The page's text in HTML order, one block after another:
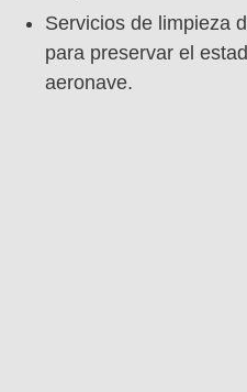
Servicios de limpieza
para preservar el
aeronave.